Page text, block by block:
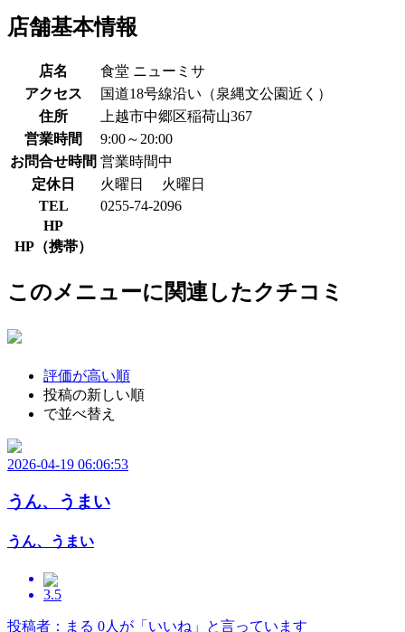
店舗基本情報
店名
食堂 ニューミサ
アクセス
国道18号線沿い（泉縄文公園近く）
住所
上越市中郷区稲荷山367
営業時間
9:00～20:00
お問合せ時間 営業時間中
定休日
火曜日
火曜日
TEL
0255-74-2096
HP
HP（携帯）
このメニューに関連したクチコミ
評価が高い順
投稿の新しい順
で並べ替え
2026-04-19 06:06:53
うん、うまい
うん、うまい
3.5
投稿者：まる 0人が「いいね」と言っています